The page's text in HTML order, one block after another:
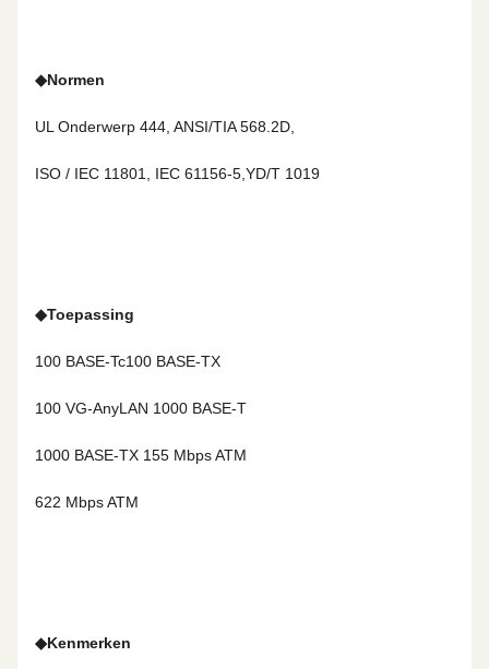
◆Normen
UL Onderwerp 444, ANSI/TIA 568.2D,
ISO / IEC 11801, IEC 61156-5,YD/T 1019
◆Toepassing
100 BASE-Tc100 BASE-TX
100 VG-AnyLAN 1000 BASE-T
1000 BASE-TX 155 Mbps ATM
622 Mbps ATM
◆Kenmerken